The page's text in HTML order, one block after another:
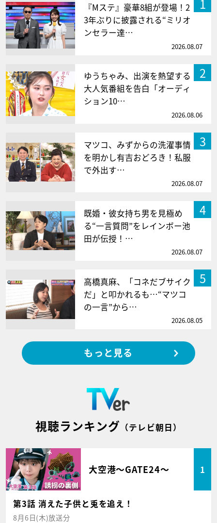
1
『Mステ』豪華8組が登場！2
3年ぶりに披露される“ミリオ
ンセラー達…
2026.08.07
2
ゆうちゃみ、出演を熱望する
大人気番組を告白「オーディ
ション10…
2026.08.06
3
マツコ、みずからの洗濯事情
を明かし有吉おどろき！私服
で外出す…
2026.08.07
4
既婚・彼女持ち男を見極め
る“一言質問”をレインボー池
田が伝授！…
2026.08.07
5
高橋真麻、「コネだブサイク
だ」と叩かれるも…“マツコ
の一言”から…
2026.08.05
もっと見る
視聴ランキング （テレビ朝日）
大空港～GATE24～ 1
第3話 消えた子供と兎を追え！
8月6日(木)放送分